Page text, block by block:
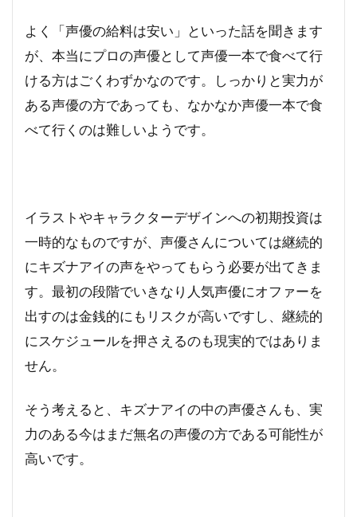
よく「声優の給料は安い」といった話を聞きます
が、本当にプロの声優として声優一本で食べて行
ける方はごくわずかなのです。しっかりと実力が
ある声優の方であっても、なかなか声優一本で食
べて行くのは難しいようです。
イラストやキャラクターデザインへの初期投資は
一時的なものですが、声優さんについては継続的
にキズナアイの声をやってもらう必要が出てきま
す。最初の段階でいきなり人気声優にオファーを
出すのは金銭的にもリスクが高いですし、継続的
にスケジュールを押さえるのも現実的ではありま
せん。
そう考えると、キズナアイの中の声優さんも、実
力のある今はまだ無名の声優の方である可能性が
高いです。